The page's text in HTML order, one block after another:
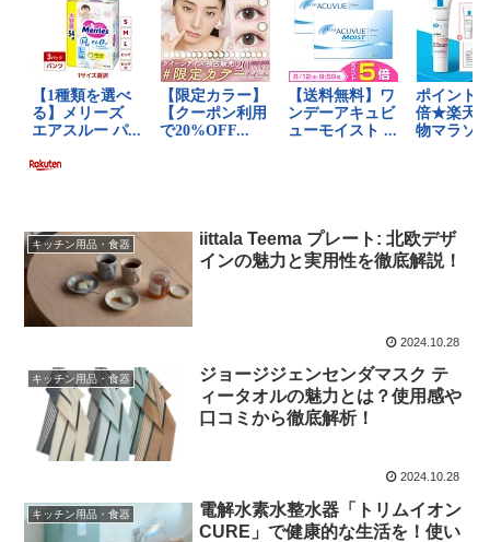
キッチン用品・食器
iittala Teema プレート: 北欧デザ
インの魅力と実用性を徹底解説！
2024.10.28
キッチン用品・食器
ジョージジェンセンダマスク テ
ィータオルの魅力とは？使用感や
口コミから徹底解析！
2024.10.28
キッチン用品・食器
電解水素水整水器「トリムイオン
CURE」で健康的な生活を！使い